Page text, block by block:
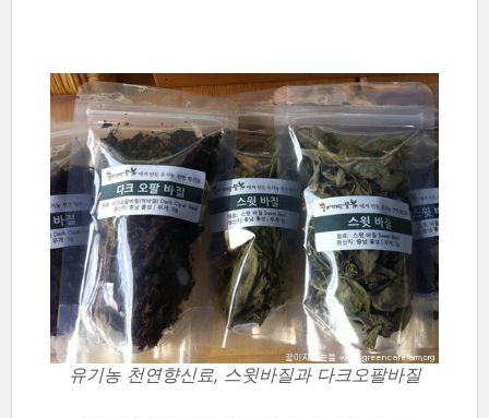
유기농 천연향신료, 스윗바질과 다크오팔바질